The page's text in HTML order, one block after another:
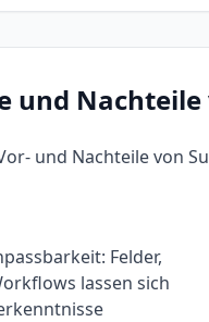
und Nachteile
und Nachteile von
Felder,
lassen sich